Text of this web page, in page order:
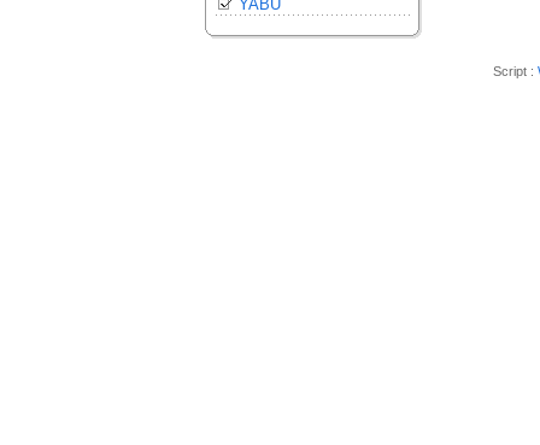
YABU
Script :